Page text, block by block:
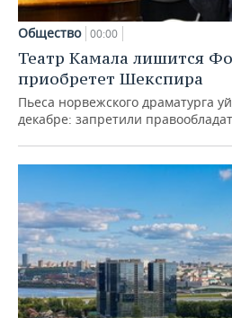
Общество 00:00
Театр Камала лишится
приобретет Шекспира
Пьеса норвежского драматурга
декабре: запретили